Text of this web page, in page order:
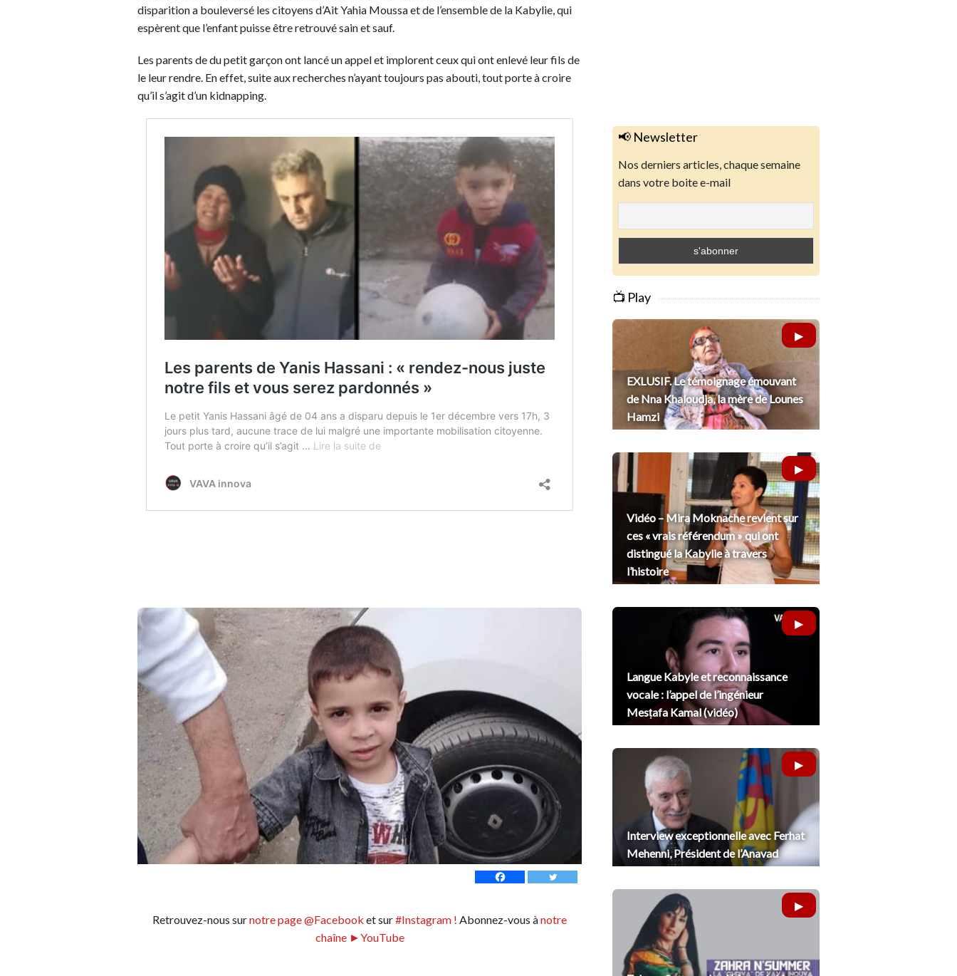
disparition a bouleversé les citoyens d’Ait Yahia Moussa et de l’ensemble de la Kabylie, qui
espèrent que l’enfant puisse être retrouvé sain et sauf.
Les parents de du petit garçon ont lancé un appel et implorent ceux qui ont enlevé leur fils de
le leur rendre. En effet, suite aux recherches n’ayant toujours pas abouti, tout porte à croire
qu’il s’agit d’un kidnapping.
Retrouvez-nous surnotre page @Facebook et sur#Instagram ! Abonnez-vous ànotre
chaîne ►YouTube
📢 Newsletter
Nos derniers articles, chaque semaine
dans votre boite e-mail
📺 Play
EXLUSIF. Le témoignage émouvant
de Nna Khaloudja, la mère de Lounes
Hamzi
Vidéo – Mira Moknache revient sur
ces « vrais référendum » qui ont
distingué la Kabylie à travers
l’histoire
Langue Kabyle et reconnaissance
vocale : l’appel de l’ingénieur
Mesṭafa Kamal (vidéo)
Interview exceptionnelle avec Ferhat
Mehenni, Président de l’Anavad